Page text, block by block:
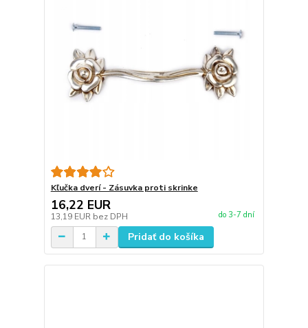
Kľučka dverí - Zásuvka proti skrinke
16,22 EUR
13,19 EUR bez DPH do 3-7 dní
Pridať do košíka